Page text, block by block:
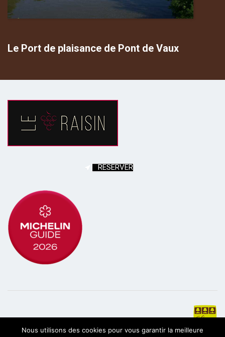
Le Port de plaisance de Pont de Vaux
RESERVER
© 2017 Le Raisin |Creation et referencement du
Nous utilisons des cookies pour vous garantir la meilleure